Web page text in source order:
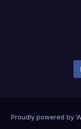
Proudly powered by